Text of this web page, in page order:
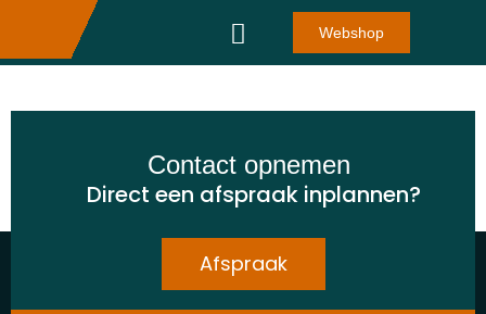
Webshop
Contact opnemen
Direct een afspraak inplannen?
Afspraak